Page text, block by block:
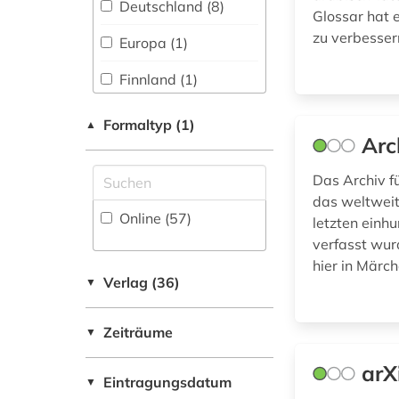
Musikwissenschaft
(15)
Natur- und
Umweltschutz (13)
Pädagogik (29)
Philosophie (27)
Physik (64)
Rechtswissenschaft
(25)
Romanistik (14)
computerlinguistik
(1)
datenverarbeitung
(1)
design (1)
(1)
deutsch (1)
didaktik (4)
digitalisierung (1)
Deutschland (8)
Europa (1)
Finnland (1)
Großbritannien (1)
USA (1)
Ungarn (1)
▲ Formaltyp (1)
Online (57)
▼ Verlag (36)
▼ Zeiträume
▼ Eintragungsdatum
Glossar hat
zu
Das Archiv
das
letzten
verfasst
hier in